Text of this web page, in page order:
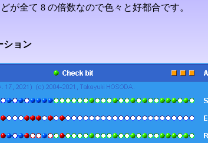
が全て 8 の倍数なので色々と好都合です。
ション